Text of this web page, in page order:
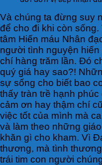
Và chúng ta đừng suy
để cho đi khi còn
tâm Hiến máu Nhân
người tình nguyện
chí hàng trăm lần. Đó
quý giá hay sao?!
sự sống cho biết bao
thấy tràn trề hạnh
cảm ơn hay thậm chí
việc tốt của mình mà
và làm theo những
khăn gì cho kham. Vì
thương, mà tình
trái tim con người